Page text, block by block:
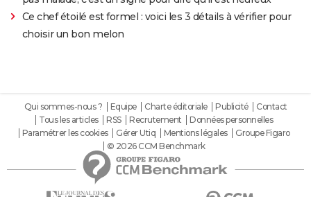
Ce chef étoilé est formel : voici les 3 détails à vérifier pour
choisir un bon melon
Qui sommes-nous ? Equipe Charte éditoriale Publicité
Contact
Tous les articles
RSS Recrutement
Données personnelles
Paramétrer les cookies
Gérer Utiq Mentions légales
Groupe Figaro
© 2026 CCM Benchmark